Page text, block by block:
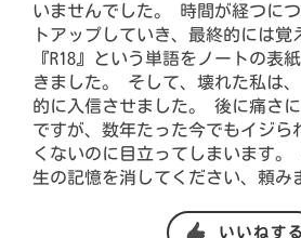
いませんでした。 時間が経つに
トアップしていき、最終的には覚
『R18』という単語をノートの表
きました。 そして、壊れた私は
的に入信させました。 後に痛さ
ですが、数年たった今でもイジら
くないのに目立ってしまいます。
生の記憶を消してください、頼み
いいねする